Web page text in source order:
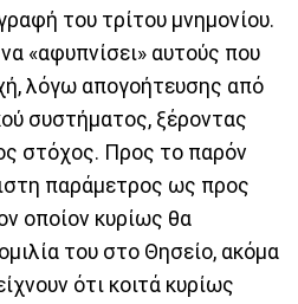
του τρίτου μνημονίου.
«αφυπνίσει» αυτούς που
λόγω απογοήτευσης από
συστήματος, ξέροντας
στόχος. Προς το παρόν
παράμετρος ως προς
οποίον κυρίως θα
του στο Θησείο, ακόμα
ότι κοιτά κυρίως